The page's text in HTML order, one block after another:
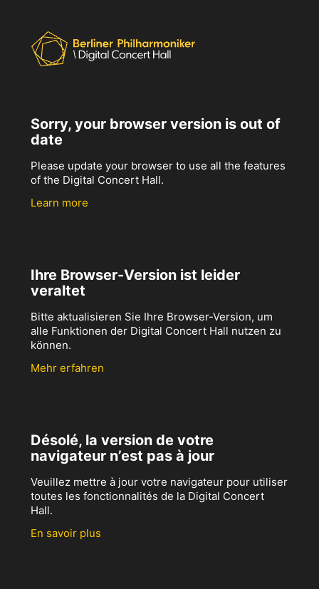
Sorry, your browser version is out of
date
Please update your browser to use all the features
of the Digital Concert Hall.
Learn more
Ihre Browser-Version ist leider
veraltet
Bitte aktualisieren Sie Ihre Browser-Version, um
alle Funktionen der Digital Concert Hall nutzen zu
können.
Mehr erfahren
Désolé, la version de votre
navigateur n’est pas à jour
Veuillez mettre à jour votre navigateur pour utiliser
toutes les fonctionnalités de la Digital Concert
Hall.
En savoir plus